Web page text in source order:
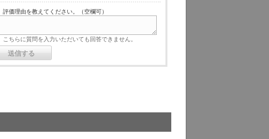
評価理由を教えてください。（空欄可）
こちらに質問を入力いただいても回答できません。